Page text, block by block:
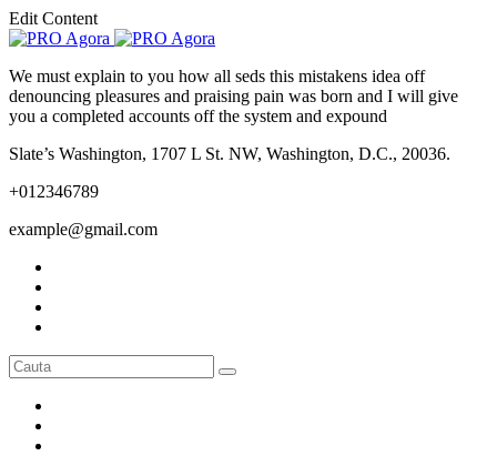
Edit Content
We must explain to you how all seds this mistakens idea off
denouncing pleasures and praising pain was born and I will give
you a completed accounts off the system and expound
Slate’s Washington, 1707 L St. NW, Washington, D.C., 20036.
+012346789
example@gmail.com